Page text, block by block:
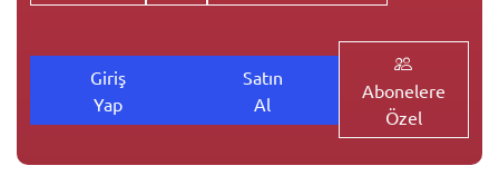
Giriş
Yap
Satın
Al
Abonelere
Özel